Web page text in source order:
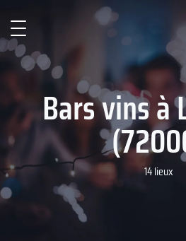
Bars vins à
14 lieux